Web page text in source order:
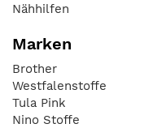
Nähhilfen
Marken
Brother
Westfalenstoffe
Tula Pink
Nino Stoffe